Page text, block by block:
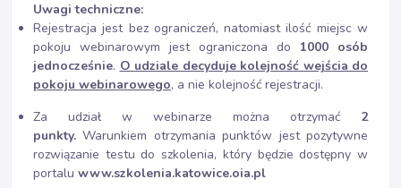
Uwagi techniczne:
Rejestracja jest bez ograniczeń, natomiast ilość miejsc w
pokoju webinarowym jest ograniczona do 1000 osób
jednocześnie. O udziale decyduje kolejność wejścia do
pokoju webinarowego, a nie kolejność rejestracji.
Za udział w webinarze można otrzymać 2
punkty. Warunkiem otrzymania punktów jest pozytywne
rozwiązanie testu do szkolenia, który będzie dostępny w
portalu www.szkolenia.katowice.oia.pl